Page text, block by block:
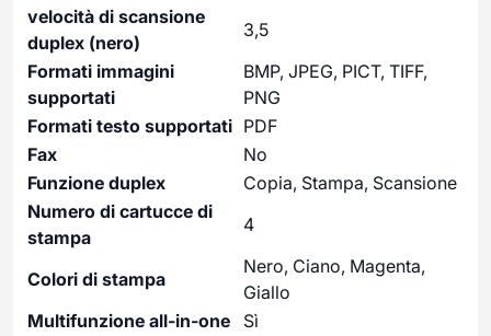
velocità di scansione
duplex (nero)
3,5
Formati immagini
supportati
BMP, JPEG, PICT, TIFF,
PNG
Formati testo supportati PDF
Fax
No
Funzione duplex
Copia, Stampa, Scansione
Numero di cartucce di
stampa
4
Colori di stampa
Nero, Ciano, Magenta,
Giallo
Multifunzione all-in-one
Sì